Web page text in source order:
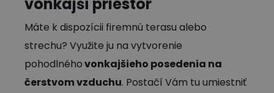
vonkajší priestor
Máte k dispozícii firemnú terasu alebo
strechu? Využite ju na vytvorenie
pohodlnéhovonkajšieho posedenia na
čerstvom vzduchu. Postačí Vám tu umiestniť